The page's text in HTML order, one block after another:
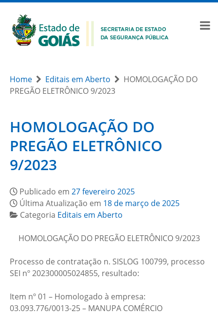
Home Editais em Aberto
HOMOLOGAÇÃO DO
PREGÃO ELETRÔNICO 9/2023
HOMOLOGAÇÃO DO
PREGÃO ELETRÔNICO
9/2023
Publicado em 27 fevereiro 2025
Última Atualização em 18 de março de 2025
Categoria Editais em Aberto
HOMOLOGAÇÃO DO PREGÃO ELETRÔNICO 9/2023
Processo de contratação n. SISLOG 100799, processo
SEI nº 202300005024855, resultado:
Item nº 01 – Homologado à empresa:
03.093.776/0013-25 – MANUPA COMÉRCIO